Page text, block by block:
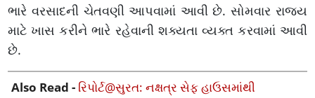
ભારે વરસાદની ચેતવણી આપવામાં આવી છે. સોમવાર રાજ્ય
માટે ખાસ કરીને ભારે રહેવાની શક્યતા વ્યક્ત કરવામાં આવી
છે.
Also Read - રિપોર્ટ@સુરત: નક્ષત્ર સેફ હાઉસમાંથી